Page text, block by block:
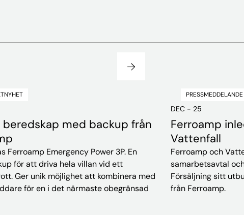
beredskap med backup från
Ferroamp Emergency Power 3P. En
för att driva hela villan vid ett
Ger unik möjlighet att kombinera med
för en i det närmaste obegränsad
PRESSMEDDELANDE
DEC - 25
Ferroamp
Vattenfall
Ferroamp och
samarbetsavtal
Försäljning sitt
från Ferroamp.